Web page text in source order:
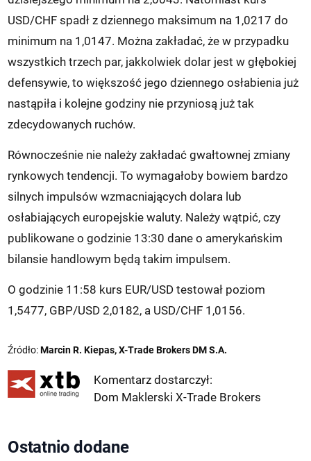
USD/CHF spadł z dziennego maksimum na 1,0217 do
minimum na 1,0147. Można zakładać, że w przypadku
wszystkich trzech par, jakkolwiek dolar jest w głębokiej
defensywie, to większość jego dziennego osłabienia już
nastąpiła i kolejne godziny nie przyniosą już tak
zdecydowanych ruchów.
Równocześnie nie należy zakładać gwałtownej zmiany
rynkowych tendencji. To wymagałoby bowiem bardzo
silnych impulsów wzmacniających dolara lub
osłabiających europejskie waluty. Należy wątpić, czy
publikowane o godzinie 13:30 dane o amerykańskim
bilansie handlowym będą takim impulsem.
O godzinie 11:58 kurs EUR/USD testował poziom
1,5477, GBP/USD 2,0182, a USD/CHF 1,0156.
Źródło:Marcin R. Kiepas, X-Trade Brokers DM S.A.
Komentarz dostarczył:
Dom Maklerski X-Trade Brokers
Ostatnio dodane